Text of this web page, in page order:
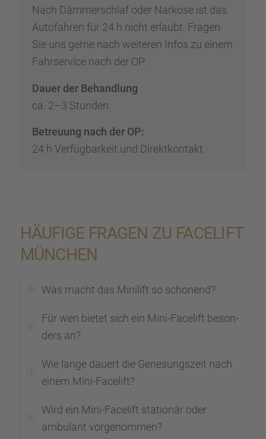
Nach Dämmer­schlaf oder Narkose ist das
Autofah­ren für 24 h nicht erlaubt. Fragen
Sie uns gerne nach weite­ren Infos zu einem
Fahrser­vice nach der OP.
Dauer der Behand­lung
ca. 2–3 Stunden
Betreu­ung nach der OP:
24 h Verfüg­bar­keit und Direkt­kon­takt
HÄUFIGE FRAGEN ZU FACELIFT
MÜNCHEN
Was macht das Minilift so schonend?
Für wen bietet sich ein Mini-Facelift beson­
ders an?
Wie lange dauert die Genesungs­zeit nach
einem Mini-Facelift?
Wird ein Mini-Facelift statio­när oder
ambulant vorge­nom­men?